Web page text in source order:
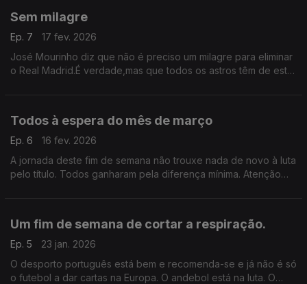
Sem milagre
Ep. 7
17 fev. 2026
José Mourinho diz que não é preciso um milagre para eliminar
o Real Madrid.É verdade,mas que todos os astros têm de estar
Todos à espera do mês de março
Ep. 6
16 fev. 2026
A jornada deste fim de semana não trouxe nada de novo à luta
pelo título. Todos ganharam pela diferença mínima. Atenção
Um fim de semana de cortar a respiração.
Ep. 5
23 jan. 2026
O desporto português está bem e recomenda-se e já não é só
o futebol a dar cartas na Europa. O andebol está na luta. O